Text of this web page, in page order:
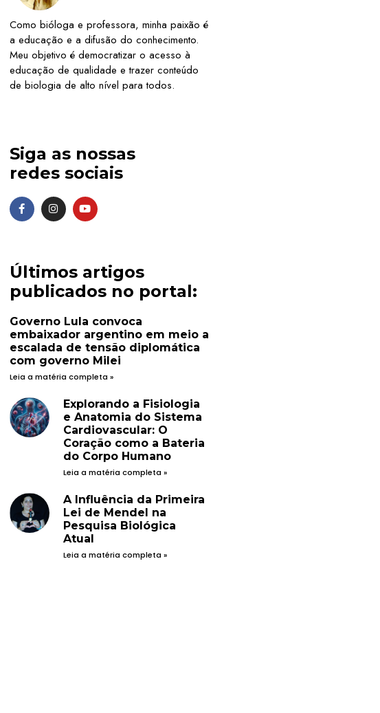
Como bióloga e professora, minha paixão é
a educação e a difusão do conhecimento.
Meu objetivo é democratizar o acesso à
educação de qualidade e trazer conteúdo
de biologia de alto nível para todos.
Siga as nossas
redes sociais
Últimos artigos
publicados no portal:
Governo Lula convoca
embaixador argentino em meio a
escalada de tensão diplomática
com governo Milei
Leia a matéria completa »
Explorando a Fisiologia
e Anatomia do Sistema
Cardiovascular: O
Coração como a Bateria
do Corpo Humano
Leia a matéria completa »
A Influência da Primeira
Lei de Mendel na
Pesquisa Biológica
Atual
Leia a matéria completa »